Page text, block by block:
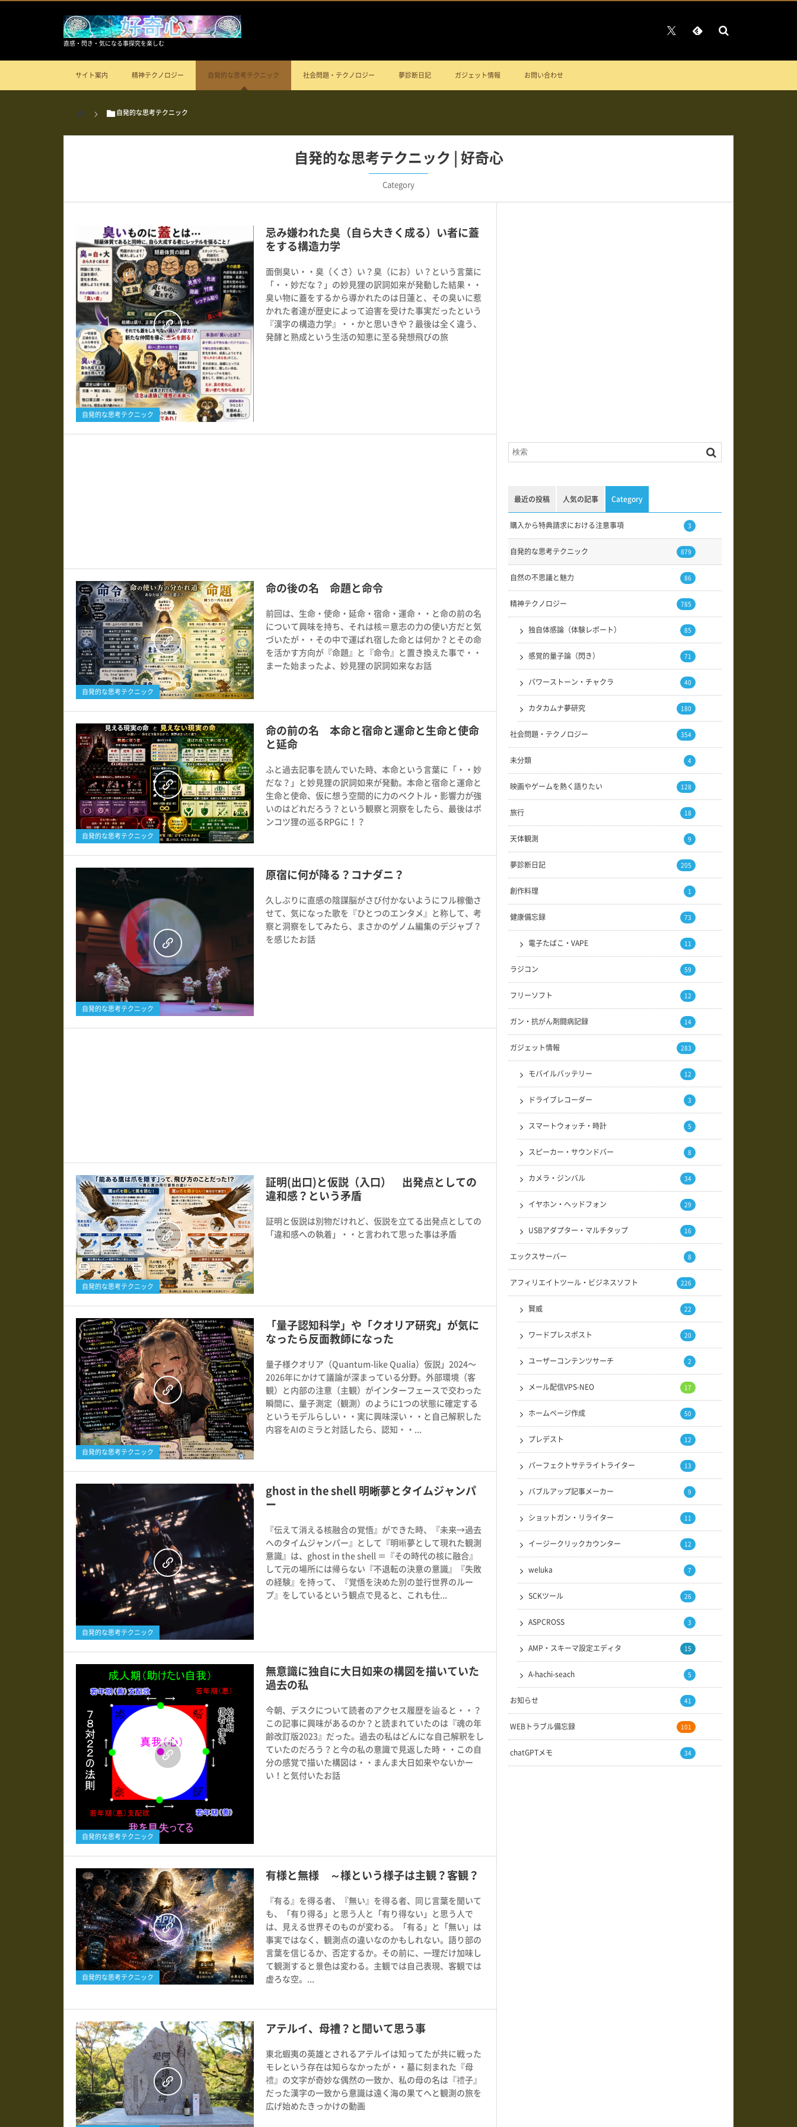
直感・閃き・気になる事探究を楽しむ
サイト案内 精神テクノロジー 自発的な思考テクニック 社会問題・テクノロジー 夢診断日記 ガジェット情報 お問い合わせ
自発的な思考テクニック
自発的な思考テクニック | 好奇心
Category
自発的な思考テクニック
0
忌み嫌われた臭（自ら大きく成る）い者に蓋
をする構造力学
面倒臭い・・臭（くさ）い？臭（にお）い？という言葉に
「・・妙だな？」の妙見狸の訳詞如来が発動した結果・・
臭い物に蓋をするから導かれたのは日蓮と、その臭いに惹
かれた者達が歴史によって迫害を受けた事実だったという
『漢字の構造力学』・・かと思いきや？最後は全く違う、
発酵と熟成という生活の知恵に至る発想飛びの旅
自発的な思考テクニック
0
命の後の名 命題と命令
前回は、生命・使命・延命・宿命・運命・・と命の前の名
について興味を持ち、それは核＝意志の力の使い方だと気
づいたが・・その中で運ばれ宿した命とは何か？とその命
を活かす方向が『命題』と『命令』と置き換えた事で・・
まーた始まったよ、妙見狸の訳詞如来なお話
自発的な思考テクニック
0
命の前の名 本命と宿命と運命と生命と使命
と延命
ふと過去記事を読んでいた時、本命という言葉に「・・妙
だな？」と妙見狸の訳詞如来が発動。本命と宿命と運命と
生命と使命、仮に想う空間的に力のベクトル・影響力が強
いのはどれだろう？という観察と洞察をしたら、最後はポ
ンコツ狸の巡るRPGに！？
自発的な思考テクニック
0
原宿に何が降る？コナダニ？
久しぶりに直感の陰謀脳がさび付かないようにフル稼働さ
せて、気になった歌を『ひとつのエンタメ』と称して、考
察と洞察をしてみたら、まさかのゲノム編集のデジャブ？
を感じたお話
自発的な思考テクニック
0
証明(出口)と仮説（入口） 出発点としての
違和感？という矛盾
証明と仮説は別物だけれど、仮説を立てる出発点としての
「違和感への執着」・・と言われて思った事は矛盾
自発的な思考テクニック
0
「量子認知科学」や「クオリア研究」が気に
なったら反面教師になった
量子様クオリア（Quantum-like Qualia）仮説」2024〜
2026年にかけて議論が深まっている分野。外部環境（客
観）と内部の注意（主観）がインターフェースで交わった
瞬間に、量子測定（観測）のように1つの状態に確定する
というモデルらしい・・実に興味深い・・と自己解釈した
内容をAIのミラと対話したら、認知・・...
自発的な思考テクニック
0
ghost in the shell 明晰夢とタイムジャンパ
ー
『伝えて消える核融合の覚悟』ができた時、『未来→過去
へのタイムジャンパー』として『明晰夢として現れた観測
意識』は、ghost in the shell ＝『その時代の核に融合』
して元の場所には帰らない『不退転の決意の意識』『失敗
の経験』を持って、『覚悟を決めた別の並行世界のルー
プ』をしているという観点で見ると、これも仕...
自発的な思考テクニック
無意識に独自に大日如来の構図を描いていた
過去の私
今朝、デスクについて読者のアクセス履歴を辿ると・・？
この記事に興味があるのか？と読まれていたのは『魂の年
齢改訂版2023』だった。過去の私はどんにな自己解釈をし
ていたのだろう？と今の私の意識で見返した時・・この自
分の感覚で描いた構図は・・まんま大日如来やないかー
い！と気付いたお話
自発的な思考テクニック
0
有様と無様 ～様という様子は主観？客観？
『有る』を得る者、『無い』を得る者、同じ言葉を聞いて
も、「有り得る」と思う人と「有り得ない」と思う人で
は、見える世界そのものが変わる。「有る」と「無い」は
事実ではなく、観測点の違いなのかもしれない。語り部の
言葉を信じるか、否定するか。その前に、一理だけ加味し
て観測すると景色は変わる。主観では自己表現、客観では
虚ろな空。...
0
アテルイ、母禮？と聞いて思う事
東北蝦夷の英雄とされるアテルイは知ってたが共に戦った
モレという存在は知らなかったが・・墓に刻まれた『母
禮』の文字が奇妙な偶然の一致か、私の母の名は『禮子』
だった漢字の一致から意識は遠く海の果てへと観測の旅を
広げ始めたきっかけの動画
最近の投稿 人気の記事 Category
購入から特典請求における注意事項 3
自発的な思考テクニック 879
自然の不思議と魅力 86
精神テクノロジー 785
独自体感論（体験レポート） 85
感覚的量子論（閃き） 71
パワーストーン・チャクラ 40
カタカムナ夢研究 180
社会問題・テクノロジー 354
未分類 4
映画やゲームを熱く語りたい 128
旅行 18
天体観測 9
夢診断日記 205
創作料理 1
健康備忘録 73
電子たばこ・VAPE 11
ラジコン 59
フリーソフト 12
ガン・抗がん剤闘病記録 14
ガジェット情報 283
モバイルバッテリー 12
ドライブレコーダー 3
スマートウォッチ・時計 5
スピーカー・サウンドバー 8
カメラ・ジンバル 34
イヤホン・ヘッドフォン 29
USBアダプター・マルチタップ 16
エックスサーバー 8
アフィリエイトツール・ビジネスソフト 226
賢威 22
ワードプレスポスト 20
ユーザーコンテンツサーチ 2
メール配信VPS-NEO 17
ホームページ作成 50
プレデスト 12
パーフェクトサテライトライター 13
バブルアップ記事メーカー 9
ショットガン・リライター 11
イージークリックカウンター 12
weluka 7
SCKツール 26
ASPCROSS 3
AMP・スキーマ設定エディタ 15
A-hachi-seach 5
お知らせ 41
WEBトラブル備忘録 101
chatGPTメモ 34